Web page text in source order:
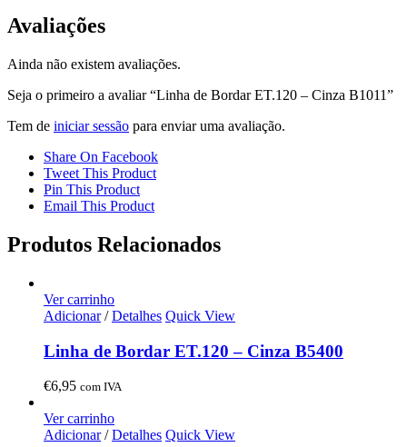
Avaliações
Ainda não existem avaliações.
Seja o primeiro a avaliar “Linha de Bordar ET.120 – Cinza B1011”
Tem de iniciar sessão para enviar uma avaliação.
Share On Facebook
Tweet This Product
Pin This Product
Email This Product
Produtos Relacionados
Ver carrinho
Adicionar/ Detalhes Quick View
Linha de Bordar ET.120 – Cinza B5400
€6,95 com IVA
Ver carrinho
Adicionar/ Detalhes Quick View